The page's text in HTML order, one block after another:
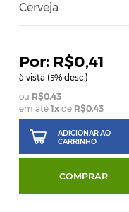
Cerveja
R$0,41
à vista (5% desc.)
R$0,43
em até1x de R$0,43
ADICIONAR AO
CARRINHO
COMPRAR